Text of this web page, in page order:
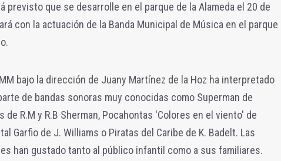
previsto que se desarrolle en el parque de la Alameda el 20 de
con la actuación de la Banda Municipal de Música en el parque
bajo la dirección de Juany Martínez de la Hoz ha interpretado
de bandas sonoras muy conocidas como Superman de
de R.M y R.B Sherman, Pocahontas 'Colores en el viento' de
Garfio de J. Williams o Piratas del Caribe de K. Badelt. Las
han gustado tanto al público infantil como a sus familiares.